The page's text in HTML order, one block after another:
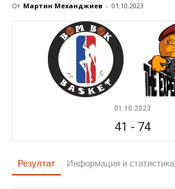
От Мартин Механджиев - 01.10.2023
01.10.2023
41 - 74
Резултат Информация и статистика